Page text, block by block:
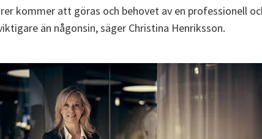
kommer att göras och behovet av en professionell
än någonsin, säger Christina Henriksson.